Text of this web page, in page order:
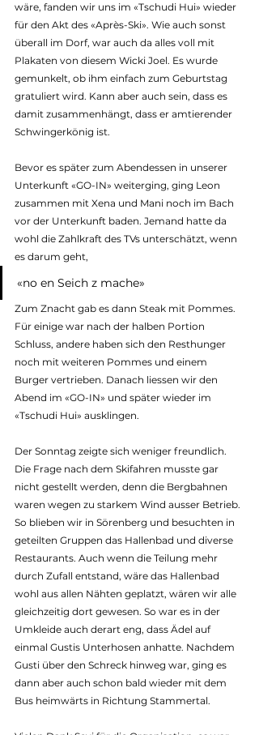
wäre, fanden wir uns im «Tschudi Hui» wieder
für den Akt des «Après-Ski». Wie auch sonst
überall im Dorf, war auch da alles voll mit
Plakaten von diesem Wicki Joel. Es wurde
gemunkelt, ob ihm einfach zum Geburtstag
gratuliert wird. Kann aber auch sein, dass es
damit zusammenhängt, dass er amtierender
Schwingerkönig ist.
Bevor es später zum Abendessen in unserer
Unterkunft «GO-IN» weiterging, ging Leon
zusammen mit Xena und Mani noch im Bach
vor der Unterkunft baden. Jemand hatte da
wohl die Zahlkraft des TVs unterschätzt, wenn
es darum geht,
«no en Seich z mache»
Zum Znacht gab es dann Steak mit Pommes.
Für einige war nach der halben Portion
Schluss, andere haben sich den Resthunger
noch mit weiteren Pommes und einem
Burger vertrieben. Danach liessen wir den
Abend im «GO-IN» und später wieder im
«Tschudi Hui» ausklingen.
Der Sonntag zeigte sich weniger freundlich.
Die Frage nach dem Skifahren musste gar
nicht gestellt werden, denn die Bergbahnen
waren wegen zu starkem Wind ausser Betrieb.
So blieben wir in Sörenberg und besuchten in
geteilten Gruppen das Hallenbad und diverse
Restaurants. Auch wenn die Teilung mehr
durch Zufall entstand, wäre das Hallenbad
wohl aus allen Nähten geplatzt, wären wir alle
gleichzeitig dort gewesen. So war es in der
Umkleide auch derart eng, dass Ädel auf
einmal Gustis Unterhosen anhatte. Nachdem
Gusti über den Schreck hinweg war, ging es
dann aber auch schon bald wieder mit dem
Bus heimwärts in Richtung Stammertal.